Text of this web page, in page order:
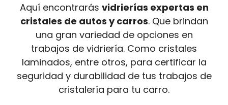
Aquí encontrarás vidrierías expertas en
cristales de autos y carros. Que brindan
una gran variedad de opciones en
trabajos de vidriería. Como cristales
laminados, entre otros, para certificar la
seguridad y durabilidad de tus trabajos de
cristalería para tu carro.